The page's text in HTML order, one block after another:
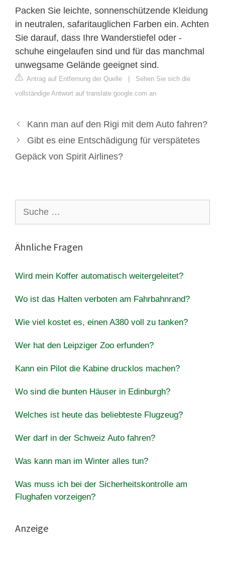
Packen Sie leichte, sonnenschützende Kleidung
in neutralen, safaritauglichen Farben ein. Achten
Sie darauf, dass Ihre Wanderstiefel oder -
schuhe eingelaufen sind und für das manchmal
unwegsame Gelände geeignet sind.
Antrag auf Entfernung der Quelle | Sehen Sie sich die
vollständige Antwort auf translate.google.com an
Kann man auf den Rigi mit dem Auto fahren?
Gibt es eine Entschädigung für verspätetes
Gepäck von Spirit Airlines?
nach:
Ähnliche Fragen
Wird mein Koffer automatisch weitergeleitet?
Wo ist das Halten verboten am Fahrbahnrand?
Wie viel kostet es, einen A380 voll zu tanken?
Wer hat den Leipziger Zoo erfunden?
Kann ein Pilot die Kabine drucklos machen?
Wo sind die bunten Häuser in Edinburgh?
Welches ist heute das beliebteste Flugzeug?
Wer darf in der Schweiz Auto fahren?
Was kann man im Winter alles tun?
Was muss ich bei der Sicherheitskontrolle am
Flughafen vorzeigen?
Anzeige